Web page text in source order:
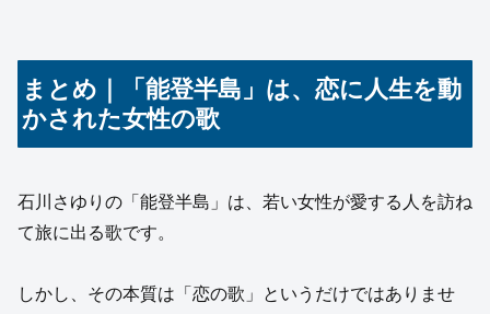
まとめ｜「能登半島」は、恋に人生を動
かされた女性の歌
石川さゆりの「能登半島」は、若い女性が愛する人を訪ね
て旅に出る歌です。
しかし、その本質は「恋の歌」というだけではありませ